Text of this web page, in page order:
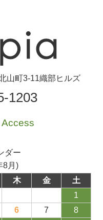
山町3-11織部ヒルズ
1203
Access
ダー
8月)
木 金
土
1
6 7
8